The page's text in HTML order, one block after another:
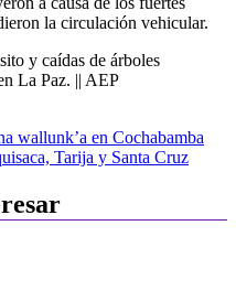
la circulación vehicular.
y caídas de árboles
La Paz. || AEP
wallunk’a en Cochabamba
Tarija y Santa Cruz